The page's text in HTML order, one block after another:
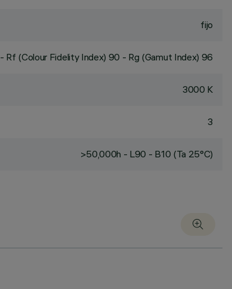
fijo
- Rf (Colour Fidelity Index) 90 - Rg (Gamut Index) 96
3000 K
3
>50,000h - L90 - B10 (Ta 25°C)